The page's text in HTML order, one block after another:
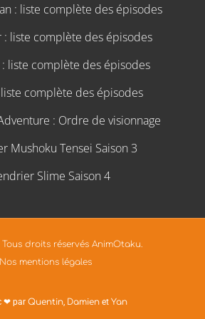
: liste complète des épisodes
: liste complète des épisodes
: liste complète des épisodes
liste complète des épisodes
: Ordre de visionnage
Mushoku Tensei Saison 3
Slime Saison 4
Tous droits réservés AnimOtaku.
Nos mentions légales
❤ par Quentin, Damienet Yan